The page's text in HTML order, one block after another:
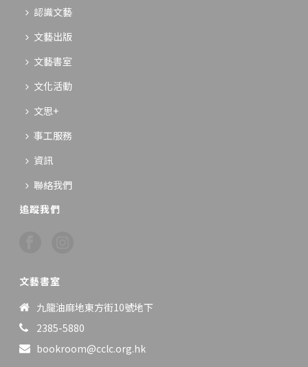
認識文藝
文藝出版
文藝書室
文化活動
文思+
事工服務
資訊
聯絡我們
追蹤我們
文藝書室
九龍油麻地東方街10號地下
2385-5880
bookroom@cclc.org.hk